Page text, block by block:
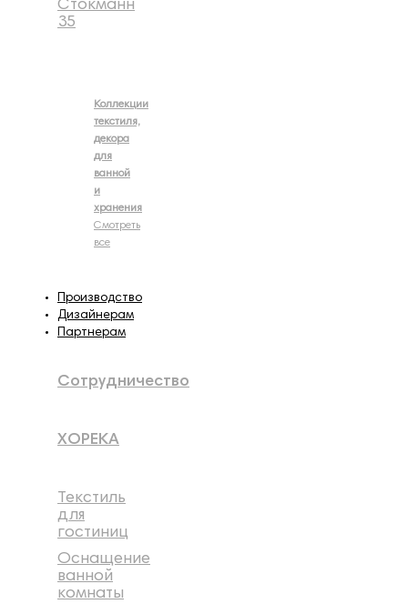
Стокманн
35
Коллекции
текстиля,
декора
для
ванной
и
хранения
Смотреть
все
Производство
Дизайнерам
Партнерам
Сотрудничество
ХОРЕКА
Текстиль
для
гостиниц
Оснащение
ванной
комнаты